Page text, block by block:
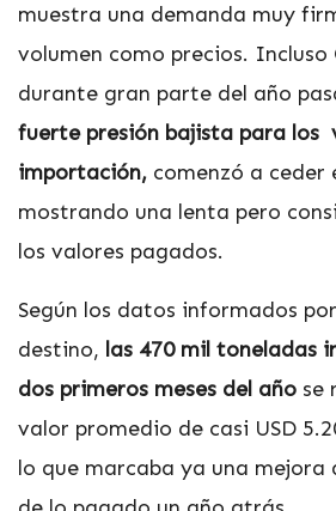
muestra una demanda muy
volumen como precios. Incluso
durante gran parte del año
fuerte presión bajista para los
importación, comenzó a ceder
mostrando una lenta pero
los valores pagados.
Según los datos informados
destino, las 470 mil toneladas
dos primeros meses del año se
valor promedio de casi USD
lo que marcaba ya una mejora